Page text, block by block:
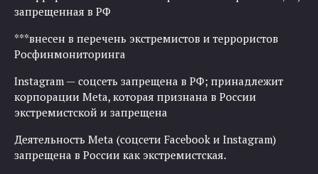
запрещенная в РФ
***внесен в перечень экстремистов и террористов
Росфинмониторинга
Instagram — соцсеть запрещена в РФ; принадлежит
корпорации Meta, которая признана в России
экстремистской и запрещена
Деятельность Meta (соцсети Facebook и Instagram)
запрещена в России как экстремистская.